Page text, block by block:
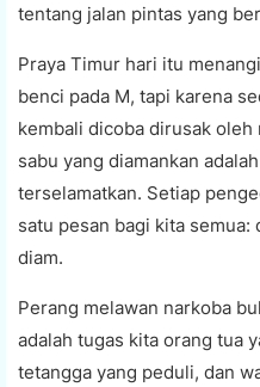
tentang jalan pintas yang
Praya Timur hari itu
benci pada M, tapi karena
kembali dicoba dirusak oleh
sabu yang diamankan
terselamatkan. Setiap
satu pesan bagi kita
diam.
Perang melawan narkoba
adalah tugas kita orang tua
tetangga yang peduli, dan